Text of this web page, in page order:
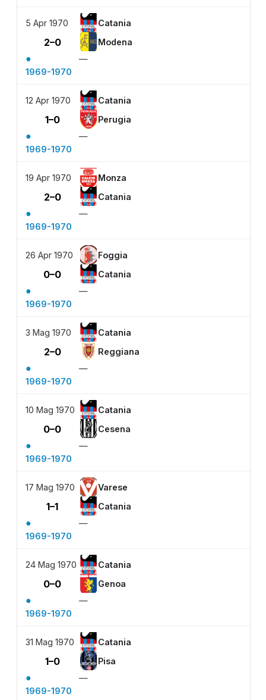
5 Apr 1970 Catania
2–0 Modena
●
—
1969-1970
12 Apr 1970 Catania
1–0 Perugia
●
—
1969-1970
19 Apr 1970 Monza
2–0 Catania
●
—
1969-1970
26 Apr 1970 Foggia
0–0 Catania
●
—
1969-1970
3 Mag 1970 Catania
2–0 Reggiana
●
—
1969-1970
10 Mag 1970 Catania
0–0 Cesena
●
—
1969-1970
17 Mag 1970 Varese
1–1 Catania
●
—
1969-1970
24 Mag 1970 Catania
0–0 Genoa
●
—
1969-1970
31 Mag 1970 Catania
1–0 Pisa
●
—
1969-1970